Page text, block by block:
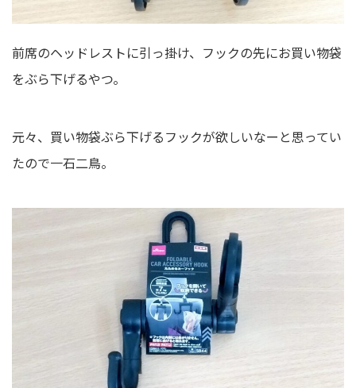
前席のヘッドレストに引っ掛け、フックの先にお買い物袋
をぶら下げるやつ。
元々、買い物袋ぶら下げるフックが欲しいなーと思ってい
たので一石二鳥。